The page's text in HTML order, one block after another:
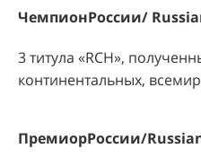
ЧемпионРоссии/
3 титула «RCH»,
континентальных,
ПремиорРоссии/